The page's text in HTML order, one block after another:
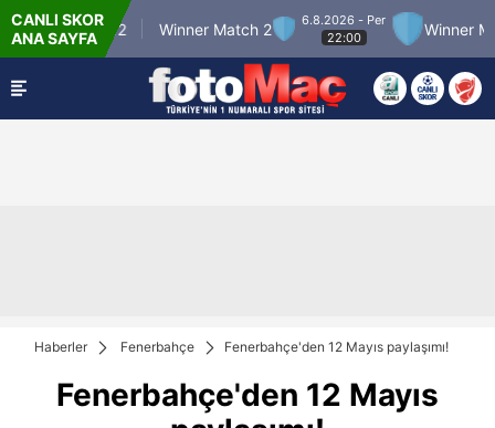
CANLI SKOR
ANA SAYFA
Match 12 Winner Match 2
6.8.2026 - Per
22:00
Winner
Haberler Fenerbahçe Fenerbahçe'den 12 Mayıs paylaşımı!
Fenerbahçe'den 12 Mayıs